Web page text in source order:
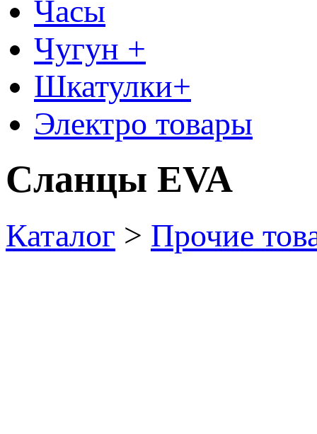
Часы
Чугун +
Шкатулки+
Электро товары
Сланцы EVA
Каталог > Прочие